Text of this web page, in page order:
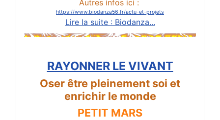
Autres infos ici :
https://www.biodanza56.fr/actu-et-projets
Lire la suite : Biodanza...
RAYONNER LE VIVANT
Oser être pleinement soi et
enrichir le monde
PETIT MARS